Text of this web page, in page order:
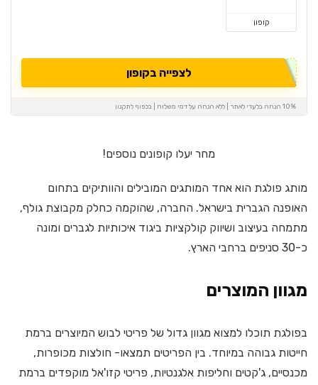
קופון
לצפייה בקופון
10% הנחה בלעדי לאתר | ללא הנחה על דמי משלוח | בכפוף לתקנון
מחר יעלו קופונים נוספים!
מותג פולגת הוא אחד המותגים המובילים והוותיקים בתחום
האופנה הגברית בישראל. החברה, שהוקמה כחלק מקבוצת גולף,
מתמחה בעיצוב ושיווק קולקציות ביגוד איכותיות לגברים ומונה
כ-30 סניפים ברחבי הארץ.
מגוון המוצרים
בפולגת תוכלו למצוא מגוון גדול של פריטי לבוש המיוצרים ברמת
חייטות גבוהה במיוחד. בין הפריטים תמצאו- חולצות מכופרות,
מכנסיים, ג'קטים וחליפות אלגנטיות, פריטי קזו'אל מוקפדים ברמת